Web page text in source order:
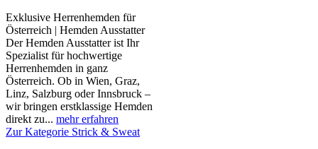
Exklusive Herrenhemden für
Österreich | Hemden Ausstatter
Der Hemden Ausstatter ist Ihr
Spezialist für hochwertige
Herrenhemden in ganz
Österreich. Ob in Wien, Graz,
Linz, Salzburg oder Innsbruck –
wir bringen erstklassige Hemden
direkt zu... mehr erfahren
Zur Kategorie Strick & Sweat